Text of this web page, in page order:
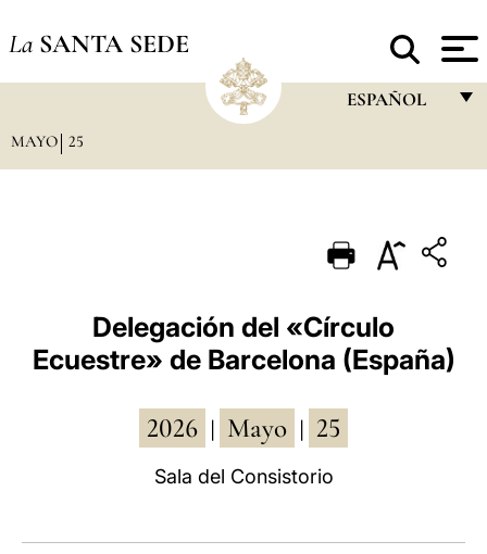
La SANTA SEDE
ESPAÑOL
PORTUGUÊS
ESPAÑOL
DEUTSCH
MAYO 25
Delegación del «Círculo
Ecuestre» de Barcelona (España)
2026 Mayo 25
Sala del Consistorio